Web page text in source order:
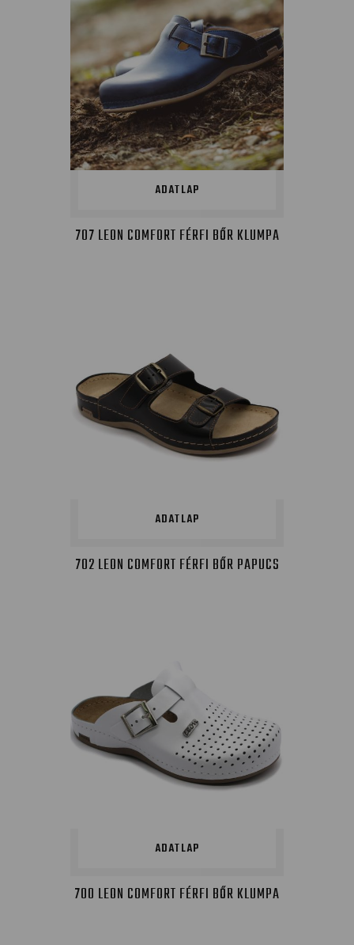
ADATLAP
707 LEON COMFORT FÉRFI BŐR KLUMPA
ADATLAP
702 LEON COMFORT FÉRFI BŐR PAPUCS
ADATLAP
700 LEON COMFORT FÉRFI BŐR KLUMPA